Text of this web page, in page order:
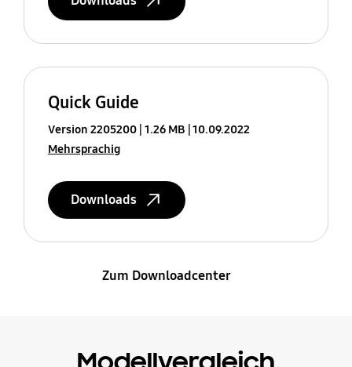
Quick Guide
Version 2205200 1.26 MB 10.09.2022
Mehrsprachig
Downloads
Zum Downloadcenter